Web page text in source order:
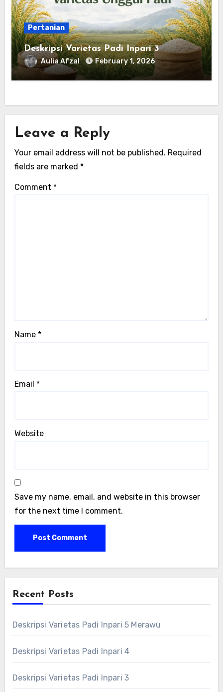
Pertanian
Deskripsi Varietas Padi Inpari 3
Aulia Afzal February 1, 2026
Leave a Reply
Your email address will not be published. Required
fields are marked *
Comment *
Name *
Email *
Website
Save my name, email, and website in this browser
for the next time I comment.
Recent Posts
Deskripsi Varietas Padi Inpari 5 Merawu
Deskripsi Varietas Padi Inpari 4
Deskripsi Varietas Padi Inpari 3